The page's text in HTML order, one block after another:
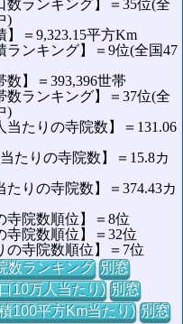
数ランキング】＝35位(全
)
】＝9,323.15平方Km
ランキング】＝9位(全国47
数】＝393,396世帯
数ランキング】＝37位(全
)
当たりの寺院数】＝131.06
たりの寺院数】＝15.8カ
たりの寺院数】＝374.43カ
寺院数順位】＝8位
寺院数順位】＝32位
の寺院数順位】＝7位
数ランキング 別窓
10万人当たり) 別窓
100平方Km当たり) 別窓